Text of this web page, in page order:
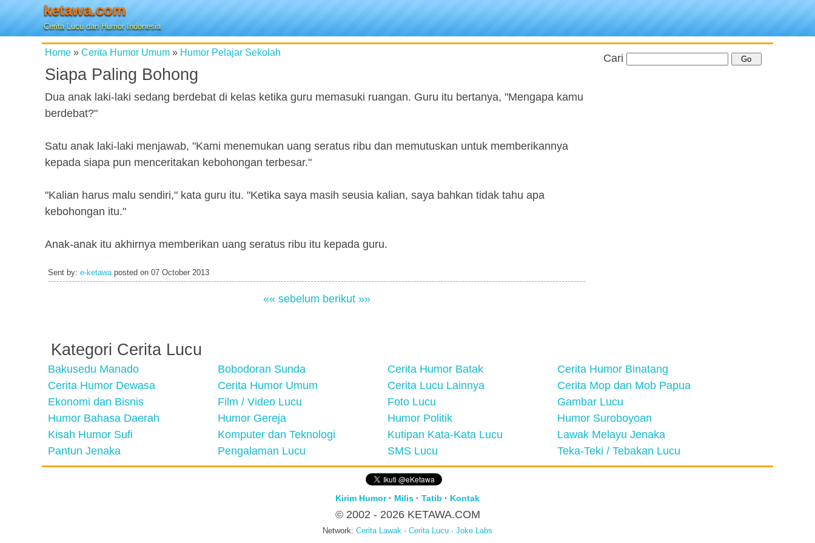
ketawa.com
Cerita Lucu dan Humor Indonesia
Home » Cerita Humor Umum » Humor Pelajar Sekolah
Siapa Paling Bohong
Dua anak laki-laki sedang berdebat di kelas ketika guru memasuki ruangan. Guru itu bertanya, "Mengapa kamu
berdebat?"
Satu anak laki-laki menjawab, "Kami menemukan uang seratus ribu dan memutuskan untuk memberikannya
kepada siapa pun menceritakan kebohongan terbesar."
"Kalian harus malu sendiri," kata guru itu. "Ketika saya masih seusia kalian, saya bahkan tidak tahu apa
kebohongan itu."
Anak-anak itu akhirnya memberikan uang seratus ribu itu kepada guru.
Sent by: e-ketawaposted on 07 October 2013
«« sebelum berikut »»
Cari
Kategori Cerita Lucu
Bakusedu Manado Bobodoran Sunda Cerita Humor Batak
Cerita Humor Binatang
Cerita Humor Dewasa
Cerita Humor Umum Cerita Lucu Lainnya
Cerita Mop dan Mob Papua
Ekonomi dan Bisnis
Film / Video Lucu Foto Lucu
Gambar Lucu
Humor Bahasa Daerah
Humor Gereja Humor Politik
Humor Suroboyoan
Kisah Humor Sufi
Komputer dan Teknologi Kutipan Kata-Kata Lucu
Lawak Melayu Jenaka
Pantun Jenaka
Pengalaman Lucu SMS Lucu Teka-Teki / Tebakan Lucu
Kirim Humor· Milis · Tatib · Kontak
© 2002 - 2026 KETAWA.COM
Network: Cerita Lawak · Cerita Lucu · Joke Labs